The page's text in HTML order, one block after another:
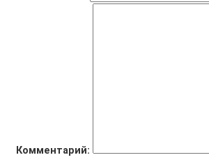
Комментарий: